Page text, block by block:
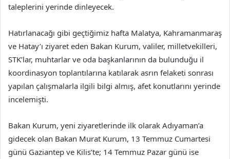
taleplerini yerinde dinleyecek.
Hatırlanacağı gibi geçtiğimiz hafta Malatya, Kahramanmaraş
ve Hatay’ı ziyaret eden Bakan Kurum, valiler, milletvekilleri,
STK’lar, muhtarlar ve oda başkanlarının da bulunduğu il
koordinasyon toplantılarına katılarak asrın felaketi sonrası
yapılan çalışmalarla ilgili bilgi almış, afet konutlarını yerinde
incelemişti.
Bakan Kurum, yeni ziyaretlerinde ilk olarak Adıyaman’a
gidecek olan Bakan Murat Kurum, 13 Temmuz Cumartesi
günü Gaziantep ve Kilis’te; 14 Temmuz Pazar günü ise